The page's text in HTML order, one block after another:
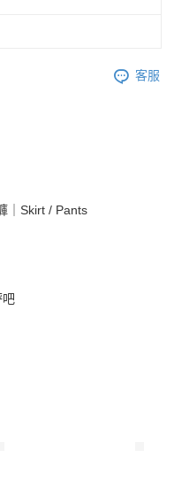
客服
｜Skirt / Pants